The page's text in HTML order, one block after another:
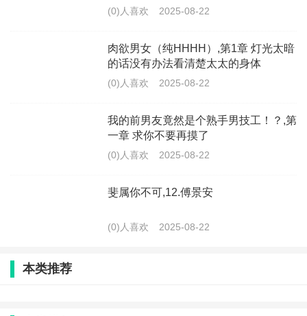
(0)人喜欢 2025-08-22
肉欲男女（纯HHHH）,第1章 灯光太暗
的话没有办法看清楚太太的身体
(0)人喜欢 2025-08-22
我的前男友竟然是个熟手男技工！？,第
一章 求你不要再摸了
(0)人喜欢 2025-08-22
斐属你不可,12.傅景安
(0)人喜欢 2025-08-22
本类推荐